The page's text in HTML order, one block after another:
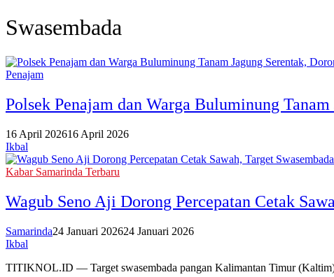
Swasembada
Penajam
Polsek Penajam dan Warga Buluminung
16 April 202616 April 2026
Ikbal
Kabar Samarinda Terbaru
Wagub Seno Aji Dorong Percepatan Cetak
Samarinda24 Januari 202624 Januari 2026
Ikbal
TITIKNOL.ID — Target swasembada pangan Kalimantan Timur